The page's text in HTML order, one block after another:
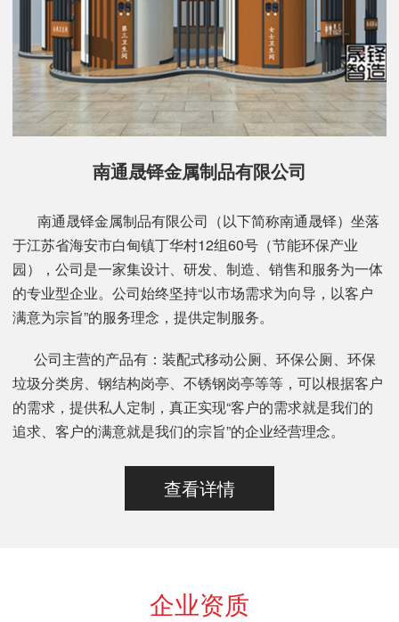
南通晟铎金属制品有限公司
南通晟铎金属制品有限公司（以下简称南通晟铎）坐落
于江苏省海安市白甸镇丁华村12组60号（节能环保产业
园），公司是一家集设计、研发、制造、销售和服务为一体
的专业型企业。公司始终坚持“以市场需求为向导，以客户
满意为宗旨”的服务理念，提供定制服务。
公司主营的产品有：装配式移动公厕、环保公厕、环保
垃圾分类房、钢结构岗亭、不锈钢岗亭等等，可以根据客户
的需求，提供私人定制，真正实现“客户的需求就是我们的
追求、客户的满意就是我们的宗旨”的企业经营理念。
查看详情
企业资质